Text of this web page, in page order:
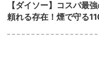
【ダイソー】コスパ最
頼れる存在！煙で守る